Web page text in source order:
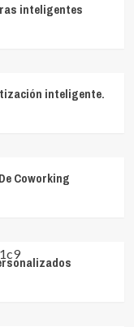
inteligentes
inteligente.
Coworking